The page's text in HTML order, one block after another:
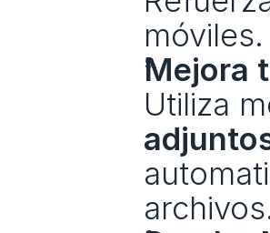
móviles.
Mejora
Utiliza